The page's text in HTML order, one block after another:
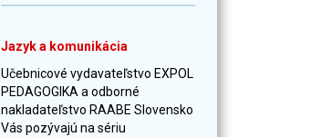
Jazyk a komunikácia
Učebnicové vydavateľstvo EXPOL
PEDAGOGIKA a odborné
nakladateľstvo RAABE Slovensko
Vás pozývajú na sériu